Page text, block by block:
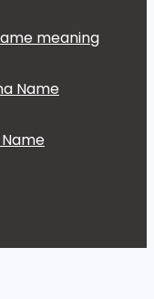
Name meaning
Name